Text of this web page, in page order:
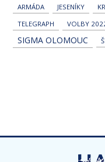
ARMÁDA
JESENÍKY
TELEGRAPH
VOLBY
SIGMA OLOMOUC